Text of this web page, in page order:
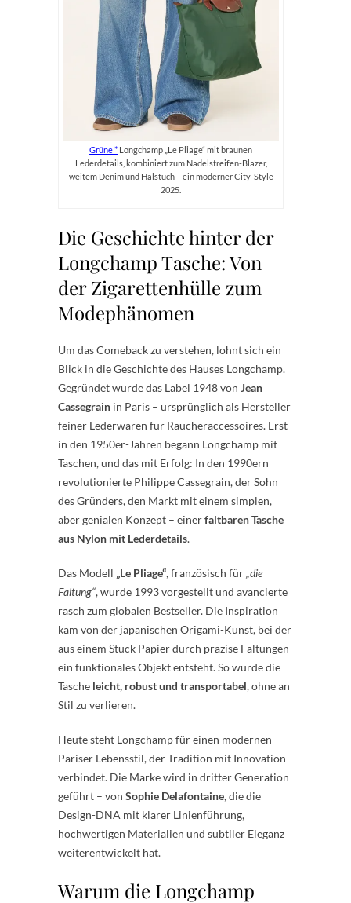
Grüne
Longchamp „Le Pliage“ mit braunen
Lederdetails, kombiniert zum Nadelstreifen-Blazer,
weitem Denim und Halstuch – ein moderner City-Style
2025.
Die Geschichte hinter der
Longchamp Tasche: Von
der Zigarettenhülle zum
Modephänomen
Um das Comeback zu verstehen, lohnt sich ein
Blick in die Geschichte des Hauses Longchamp.
Gegründet wurde das Label 1948 von Jean
Cassegrain in Paris – ursprünglich als Hersteller
feiner Lederwaren für Raucheraccessoires. Erst
in den 1950er-Jahren begann Longchamp mit
Taschen, und das mit Erfolg: In den 1990ern
revolutionierte Philippe Cassegrain, der Sohn
des Gründers, den Markt mit einem simplen,
aber genialen Konzept – einerfaltbaren Tasche
aus Nylon mit Lederdetails.
Das Modell „Le Pliage“, französisch für„die
Faltung“, wurde 1993 vorgestellt und avancierte
rasch zum globalen Bestseller. Die Inspiration
kam von der japanischen Origami-Kunst, bei der
aus einem Stück Papier durch präzise Faltungen
ein funktionales Objekt entsteht. So wurde die
Tasche leicht, robust und transportabel, ohne an
Stil zu verlieren.
Heute steht Longchamp für einen modernen
Pariser Lebensstil, der Tradition mit Innovation
verbindet. Die Marke wird in dritter Generation
geführt – von Sophie Delafontaine, die die
Design-DNA mit klarer Linienführung,
hochwertigen Materialien und subtiler Eleganz
weiterentwickelt hat.
Warum die Longchamp